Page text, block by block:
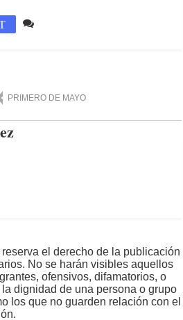
PRIMERO DE MAYO
el derecho de la publicación
No se harán visibles aquellos
ofensivos, difamatorios, o
dignidad de una persona o grupo
los que no guarden relación con el